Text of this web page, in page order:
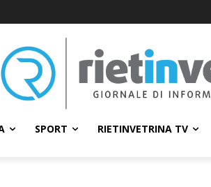
SPORT RIETINVETRINA TV